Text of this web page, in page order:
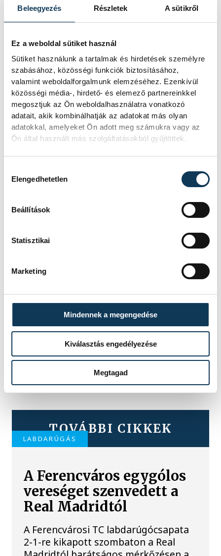
Beleegyezés Részletek A sütikről
Ez a weboldal sütiket használ
Sütiket használunk a tartalmak és hirdetések személyre
szabásához, közösségi funkciók biztosításához,
valamint weboldalforgalmunk elemzéséhez. Ezenkívül
közösségi média-, hirdető- és elemező partnereinkkel
megosztjuk az Ön weboldalhasználatra vonatkozó
adatait, akik kombinálhatják az adatokat más olyan
adatokkal, amelyeket Ön adott meg számukra vagy az
Ön által használt más szolgáltatásokból gyűjtöttek.
Elengedhetetlen
Beállítások
Statisztikai
Marketing
Mindennek a megengedése
Kiválasztás engedélyezése
Megtagad
TOVÁBBI CIKKEK
LABDARÚGÁS
A Ferencváros egygólos
vereséget szenvedett a
Real Madridtól
A Ferencvárosi TC labdarúgócsapata
2-1-re kikapott szombaton a Real